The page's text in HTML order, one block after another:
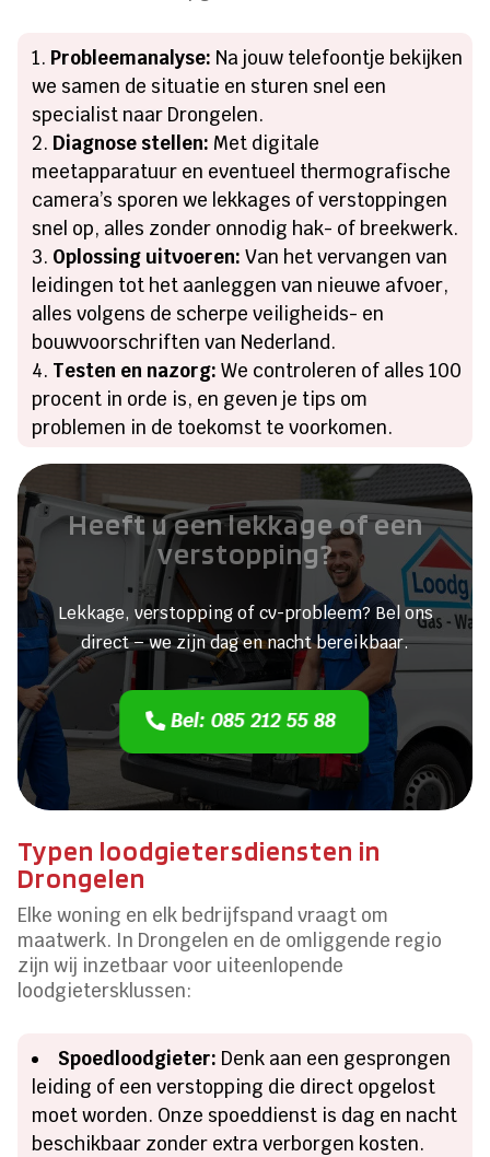
Probleemanalyse: Na jouw telefoontje bekijken
we samen de situatie en sturen snel een
specialist naar Drongelen.
Diagnose stellen: Met digitale
meetapparatuur en eventueel thermografische
camera’s sporen we lekkages of verstoppingen
snel op, alles zonder onnodig hak- of breekwerk.
Oplossing uitvoeren: Van het vervangen van
leidingen tot het aanleggen van nieuwe afvoer,
alles volgens de scherpe veiligheids- en
bouwvoorschriften van Nederland.
Testen en nazorg: We controleren of alles 100
procent in orde is, en geven je tips om
problemen in de toekomst te voorkomen.
Heeft u een lekkage of een
verstopping?
Lekkage, verstopping of cv-probleem? Bel ons
direct – we zijn dag en nacht bereikbaar.
Bel: 085 212 55 88
Typen loodgietersdiensten in
Drongelen
Elke woning en elk bedrijfspand vraagt om
maatwerk. In Drongelen en de omliggende regio
zijn wij inzetbaar voor uiteenlopende
loodgietersklussen:
Spoedloodgieter: Denk aan een gesprongen
leiding of een verstopping die direct opgelost
moet worden. Onze spoeddienst is dag en nacht
beschikbaar zonder extra verborgen kosten.